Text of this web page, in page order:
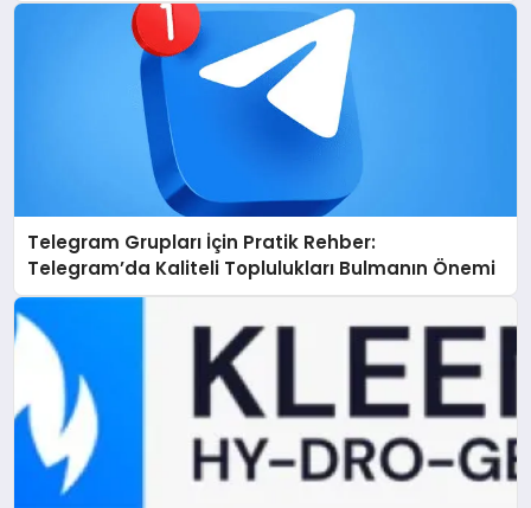
Telegram Grupları İçin Pratik Rehber:
Telegram’da Kaliteli Toplulukları Bulmanın Önemi